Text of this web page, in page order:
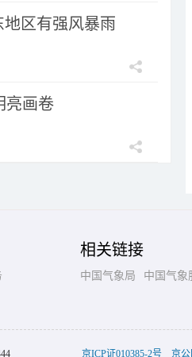
区有强风暴雨
亮画卷
相关链接
中国气象局 中国气象
京ICP证010385-2号 京公